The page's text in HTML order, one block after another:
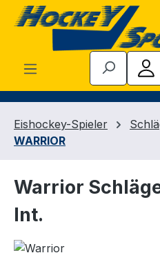
Zum Hauptinhalt springen
Eishockey-Spieler
WARRIOR
Warrior
Int.